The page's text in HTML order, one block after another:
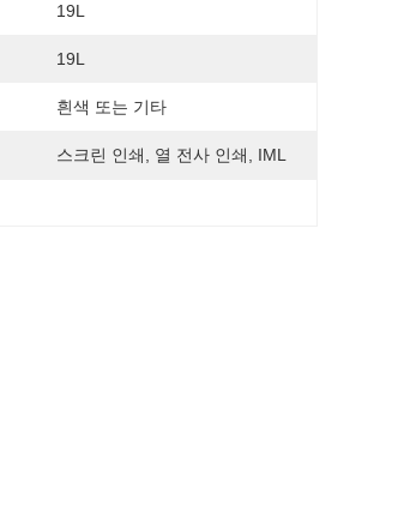
19L
19L
흰색 또는 기타
스크린 인쇄, 열 전사 인쇄, IML